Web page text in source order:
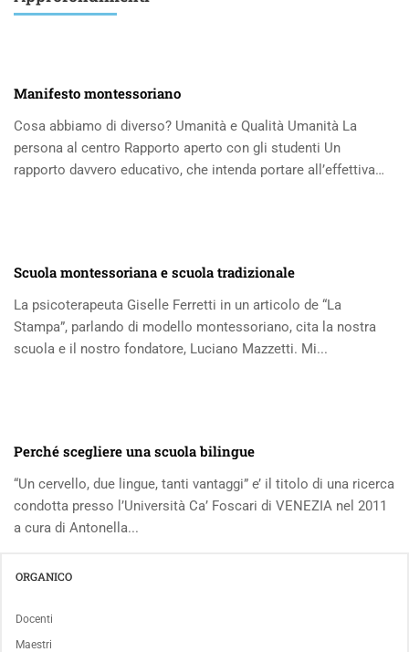
Manifesto montessoriano
Cosa abbiamo di diverso? Umanità e Qualità Umanità La
persona al centro Rapporto aperto con gli studenti Un
rapporto davvero educativo, che intenda portare all’effettiva
Scuola montessoriana e scuola tradizionale
La psicoterapeuta Giselle Ferretti in un articolo de “La
Stampa”, parlando di modello montessoriano, cita la nostra
scuola e il nostro fondatore, Luciano Mazzetti. Mi...
Perché scegliere una scuola bilingue
“Un cervello, due lingue, tanti vantaggi” e’ il titolo di una ricerca
condotta presso l’Università Ca’ Foscari di VENEZIA nel 2011
a cura di Antonella...
ORGANICO
Docenti
Maestri